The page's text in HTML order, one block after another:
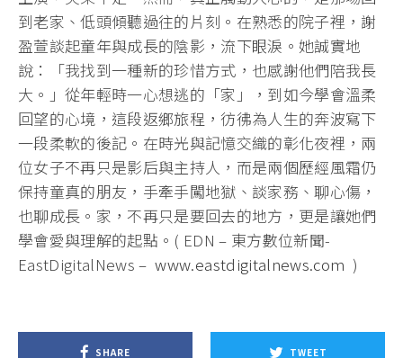
到老家、低頭傾聽過往的片刻。在熟悉的院子裡，謝
盈萱談起童年與成長的陰影，流下眼淚。她誠實地
說：「我找到一種新的珍惜方式，也感謝他們陪我長
大。」從年輕時一心想逃的「家」，到如今學會溫柔
回望的心境，這段返鄉旅程，彷彿為人生的奔波寫下
一段柔軟的後記。在時光與記憶交織的彰化夜裡，兩
位女子不再只是影后與主持人，而是兩個歷經風霜仍
保持童真的朋友，手牽手闖地獄、談家務、聊心傷，
也聊成長。家，不再只是要回去的地方，更是讓她們
學會愛與理解的起點。( EDN – 東方數位新聞-
EastDigitalNews –www.eastdigitalnews.com )
SHARE TWEET